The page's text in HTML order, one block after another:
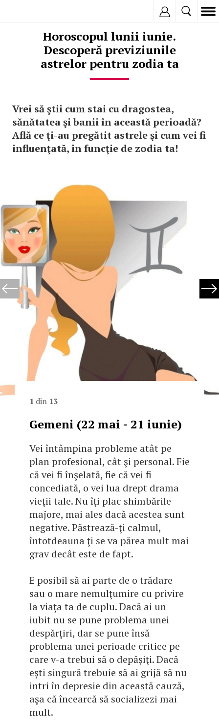
Horoscopul lunii iunie.
Descoperă previziunile
astrelor pentru zodia ta
Vrei să ştii cum stai cu dragostea,
sănătatea şi banii în această perioadă?
Află ce ţi-au pregătit astrele şi cum vei fi
influenţată, în funcţie de zodia ta!
1 din 13
Gemeni (22 mai - 21 iunie)
Vei întâmpina probleme atât pe
plan profesional, cât şi personal. Fie
că vei fi înşelată, fie că vei fi
concediată, o vei lua drept drama
vieţii tale. Nu îţi plac shimbările
majore, mai ales dacă acestea sunt
negative. Păstrează-ţi calmul,
întotdeauna ţi se va părea mult mai
grav decât este de fapt.
E posibil să ai parte de o trădare
sau o mare nemulţumire cu privire
la viaţa ta de cuplu. Dacă ai un
iubit nu se pune problema unei
despărţiri, dar se pune însă
problema unei perioade critice pe
care v-a trebui să o depăşiţi. Dacă
eşti singură trebuie să ai grijă să nu
intri în depresie din această cauză,
aşa că încearcă să socializezi mai
mult.